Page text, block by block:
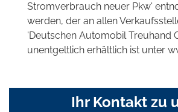
Stromverbrauch neuer Pkw'
werden, der an allen
'Deutschen Automobil Treuhand
unentgeltlich erhältlich ist unter
Ihr Kontakt zu